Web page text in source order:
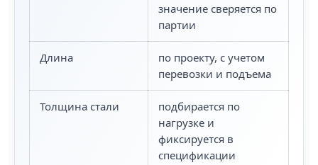
значение сверяется по
партии
Длина
по проекту, с учетом
перевозки и подъема
Толщина стали
подбирается по
нагрузке и
фиксируется в
спецификации